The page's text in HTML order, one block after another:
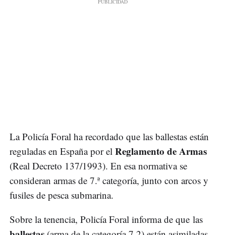
La Policía Foral ha recordado que las ballestas están
reguladas en España por el Reglamento de Armas
(Real Decreto 137/1993). En esa normativa se
consideran armas de 7.ª categoría, junto con arcos y
fusiles de pesca submarina.
Sobre la tenencia, Policía Foral informa de que las